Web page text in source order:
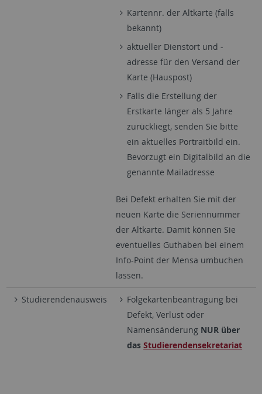
Kartennr. der Altkarte (falls
bekannt)
aktueller Dienstort und -
adresse für den Versand der
Karte (Hauspost)
Falls die Erstellung der
Erstkarte länger als 5 Jahre
zurückliegt, senden Sie bitte
ein aktuelles Portraitbild ein.
Bevorzugt ein Digitalbild an die
genannte Mailadresse
Bei Defekt erhalten Sie mit der
neuen Karte die Seriennummer
der Altkarte. Damit können Sie
eventuelles Guthaben bei einem
Info-Point der Mensa umbuchen
lassen.
Studierendenausweis
Folgekartenbeantragung bei
Defekt, Verlust oder
Namensänderung NUR über
dasStudierendensekretariat